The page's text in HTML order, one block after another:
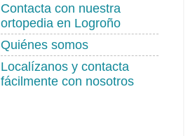
Contacta con nuestra
ortopedia en Logroño
Quiénes somos
Localízanos y contacta
fácilmente con nosotros